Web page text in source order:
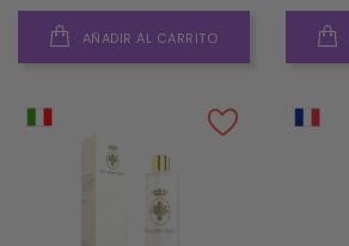
AÑADIR AL CARRITO